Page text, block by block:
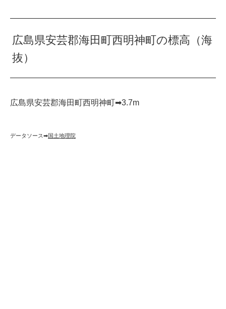
広島県安芸郡海田町西明神町の標高（海
抜）
広島県安芸郡海田町西明神町➡︎3.7m
データソース➡︎国土地理院